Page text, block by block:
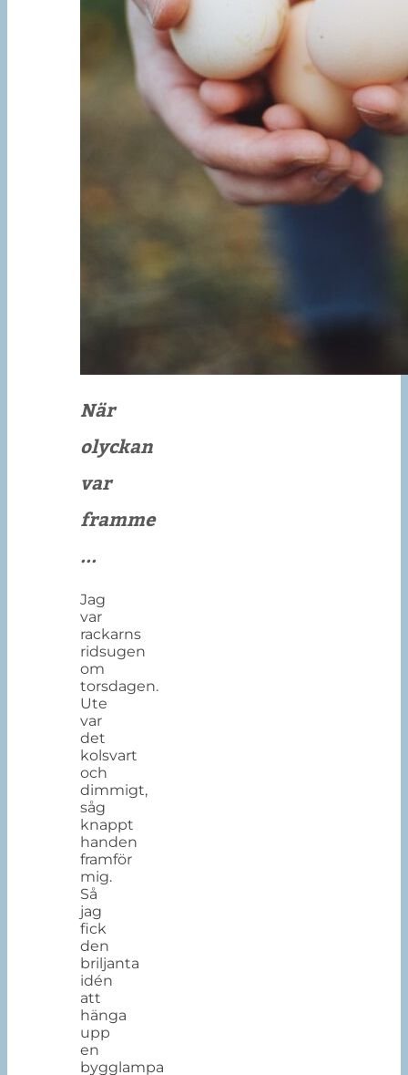
När
olyckan
var
framme
...
Jag
var
rackarns
ridsugen
om
torsdagen.
Ute
var
det
kolsvart
och
dimmigt,
såg
knappt
handen
framför
mig.
Så
jag
fick
den
briljanta
idén
att
hänga
upp
en
bygglampa